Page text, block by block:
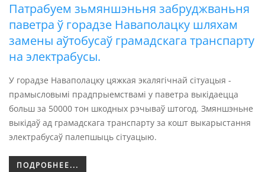
Патрабуем зьмяншэньня забруджваньня
паветра ў горадзе Наваполацку шляхам
замены аўтобусаў грамадскага транспарту
на электрабусы.
У горадзе Наваполацку цяжкая экалягічнай сітуацыя -
прамысловымі прадпрыемствамі у паветра выкідаецца
больш за 50000 тон шкодных рэчываў штогод. Змяншэньне
выкідаў ад грамадскага транспарту за кошт выкарыстання
электрабусаў палепшыць сітуацыю.
ПОДРОБНЕЕ...